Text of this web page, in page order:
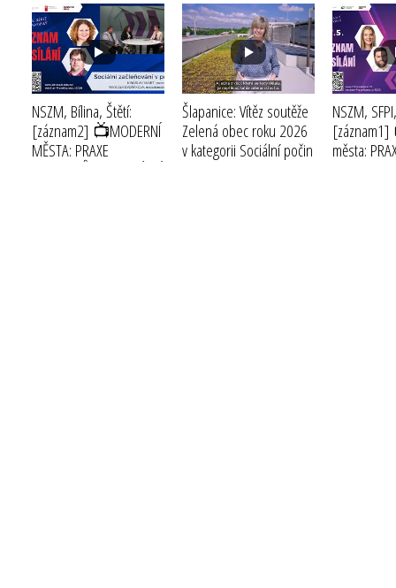
NSZM, Bílina, Štětí:
[záznam2] 📺MODERNÍ
MĚSTA: PRAXE
Šlapanice: Vítěz soutěže
Zelená obec roku 2026
v kategorii Sociální počin
NSZM,
města: